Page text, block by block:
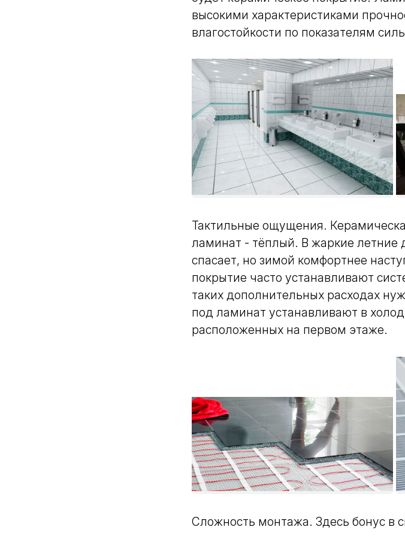
высокими характеристиками
влагостойкости по показателям
Тактильные ощущения.
ламинат - тёплый. В жаркие летние
спасает, но зимой комфортнее
покрытие часто устанавливают
таких дополнительных расходах
под ламинат устанавливают в
расположенных на первом этаже.
Сложность монтажа. Здесь бонус в